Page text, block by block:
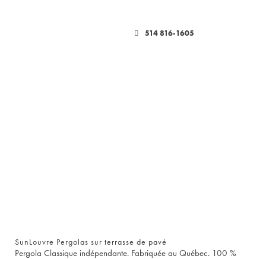
514 816-1605
SunLouvre Pergolas sur terrasse de pavé
Pergola Classique indépendante. Fabriquée au Québec. 100 %